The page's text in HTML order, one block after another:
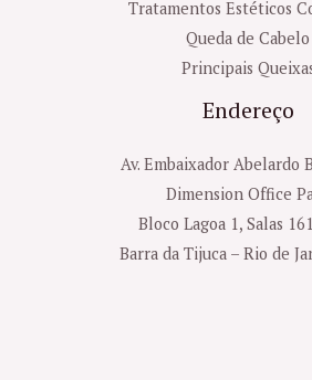
Tratamentos Estéticos
Queda de Cabelo
Principais
Endereço
Av. Embaixador Abelardo
Dimension Office
Bloco Lagoa 1, Salas
Barra da Tijuca – Rio de